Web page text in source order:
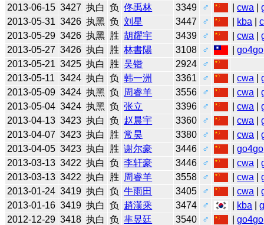
2013-06-15 3427 执白 负 佟禹林 3349 ♂ |cwa |
2013-05-31 3426 执黑 负 刘星 3447 ♂ kba |
2013-05-29 3426 执黑 胜 胡耀宇 3439 ♂ |cwa |
2013-05-27 3426 执白 胜 林書陽 3108 ♂ |go4go
2013-05-21 3425 执白 胜 吴锴 2924
♂
2013-05-11 3424 执白 负 韩一洲 3361 ♂ |cwa |
2013-05-09 3424 执黑 负 周睿羊 3556 ♂ |cwa |
2013-05-04 3424 执黑 负 张立 3396 ♂ |cwa |
2013-04-13 3423 执白 负 赵晨宇 3360 ♂ |cwa |
2013-04-07 3423 执白 胜 常昊 3380 ♂ |cwa |
2013-04-05 3423 执白 胜 谢尔豪 3446 ♂ |go4go
2013-03-13 3422 执白 负 李轩豪 3446 ♂ |cwa |
2013-03-13 3422 执白 胜 周睿羊 3558 ♂ |cwa |
2013-01-24 3419 执白 负 牛雨田 3405 ♂ |cwa |
2013-01-16 3419 执白 负 趙漢乘 3474 ♂ kba |
2012-12-29 3418 执白 负 芈昱廷 3540 ♂ |go4go